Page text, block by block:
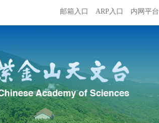
邮箱入口 ARP入口 内网平台